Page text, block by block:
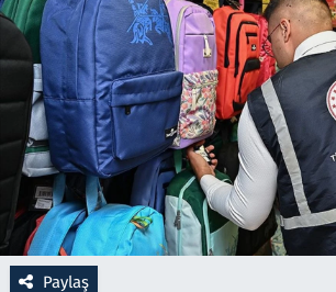
Paylaş
Rüya Tabirleri
Sağlık
Savunma Sanayi
Seçim 2023
Spor